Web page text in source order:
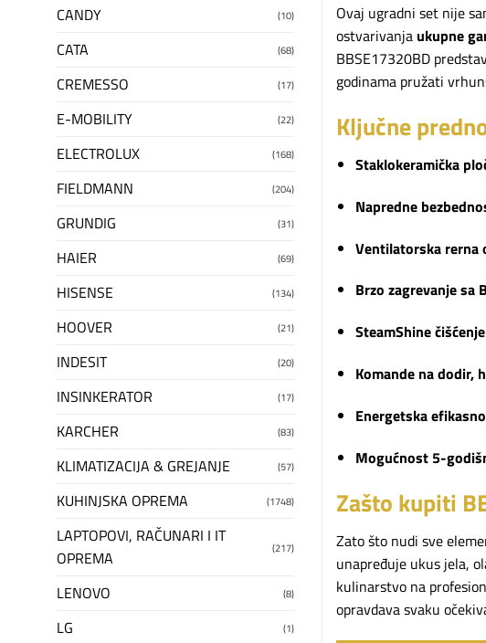
CANDY (10)
CATA (68)
CREMESSO (17)
E-MOBILITY (22)
ELECTROLUX (168)
FIELDMANN (204)
GRUNDIG (31)
HAIER (69)
HISENSE (134)
HOOVER (21)
INDESIT (20)
INSINKERATOR (17)
KARCHER (83)
KLIMATIZACIJA & GREJANJE (57)
KUHINJSKA OPREMA (1748)
LAPTOPOVI, RAČUNARI I IT
OPREMA
(217)
LENOVO (8)
LG (1)
Ovaj ugradni set nije
ostvarivanjaukupne
BBSE17320BD
godinama pružati
Ključne
Staklokeramička
Napredne
Ventilatorska rerna
Brzo zagrevanje sa
SteamShine
Komande na dodir,
Energetska
Mogućnost 5-
Zašto kupiti
Zato što nudi sve
unapređuje ukus jela,
kulinarstvo na
opravdava svaku